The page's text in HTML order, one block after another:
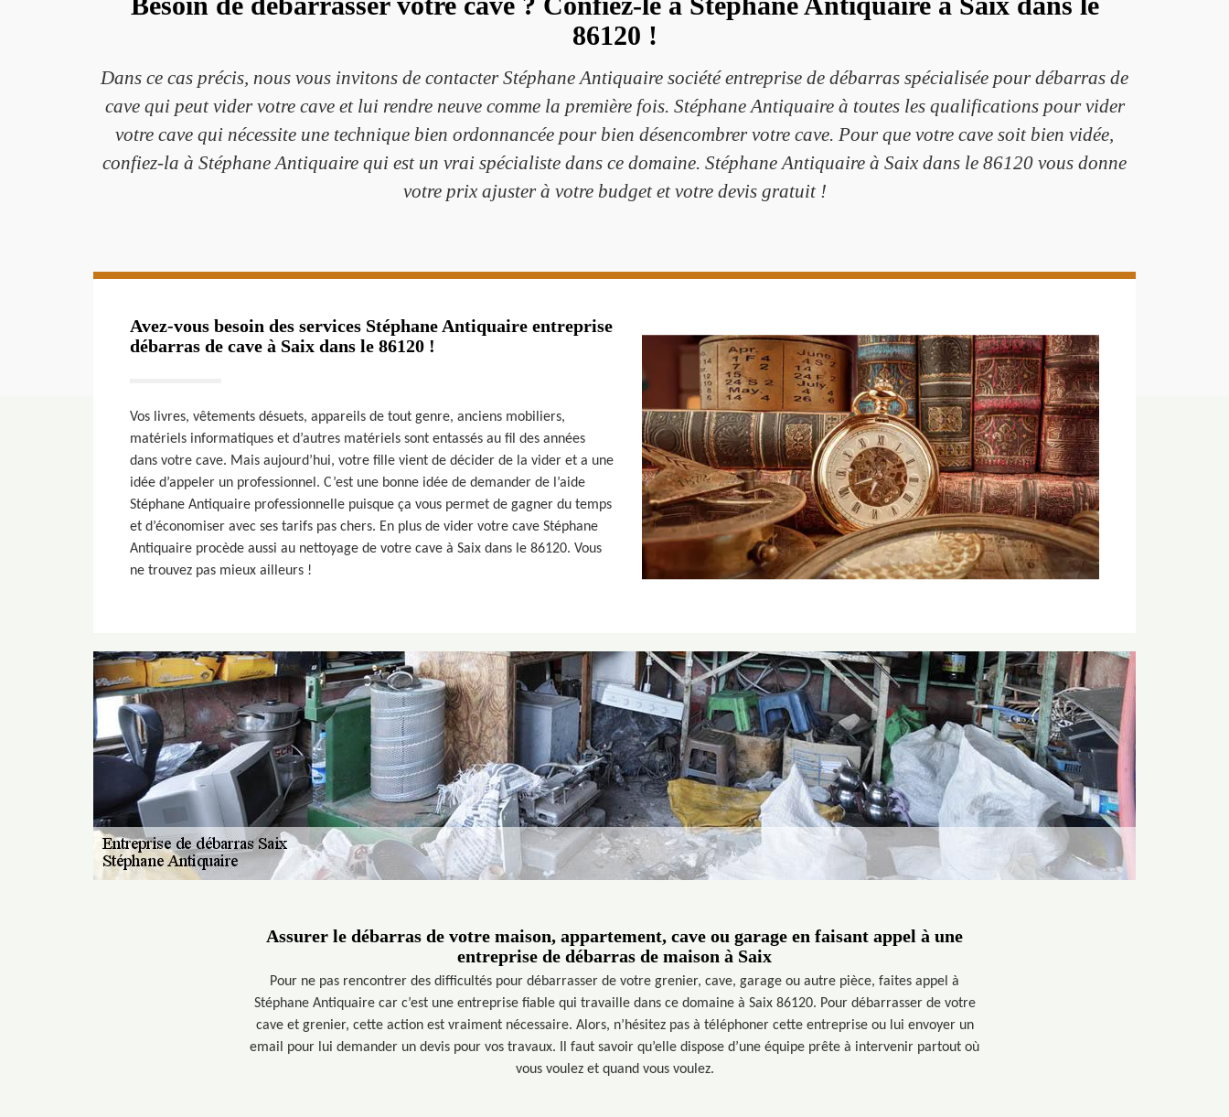
86120 !
Dans ce cas précis, nous vous invitons de contacter Stéphane Antiquaire société entreprise de débarras spécialisée pour débarras de
cave qui peut vider votre cave et lui rendre neuve comme la première fois. Stéphane Antiquaire à toutes les qualifications pour vider
votre cave qui nécessite une technique bien ordonnancée pour bien désencombrer votre cave. Pour que votre cave soit bien vidée,
confiez-la à Stéphane Antiquaire qui est un vrai spécialiste dans ce domaine. Stéphane Antiquaire à Saix dans le 86120 vous donne
votre prix ajuster à votre budget et votre devis gratuit !
Avez-vous besoin des services Stéphane Antiquaire entreprise
débarras de cave à Saix dans le 86120 !
Vos livres, vêtements désuets, appareils de tout genre, anciens mobiliers,
matériels informatiques et d’autres matériels sont entassés au fil des années
dans votre cave. Mais aujourd’hui, votre fille vient de décider de la vider et a une
idée d’appeler un professionnel. C’est une bonne idée de demander de l’aide
Stéphane Antiquaire professionnelle puisque ça vous permet de gagner du temps
et d’économiser avec ses tarifs pas chers. En plus de vider votre cave Stéphane
Antiquaire procède aussi au nettoyage de votre cave à Saix dans le 86120. Vous
ne trouvez pas mieux ailleurs !
Assurer le débarras de votre maison, appartement, cave ou garage en faisant appel à une
entreprise de débarras de maison à Saix
Pour ne pas rencontrer des difficultés pour débarrasser de votre grenier, cave, garage ou autre pièce, faites appel à
Stéphane Antiquaire car c’est une entreprise fiable qui travaille dans ce domaine à Saix 86120. Pour débarrasser de votre
cave et grenier, cette action est vraiment nécessaire. Alors, n’hésitez pas à téléphoner cette entreprise ou lui envoyer un
email pour lui demander un devis pour vos travaux. Il faut savoir qu’elle dispose d’une équipe prête à intervenir partout où
vous voulez et quand vous voulez.